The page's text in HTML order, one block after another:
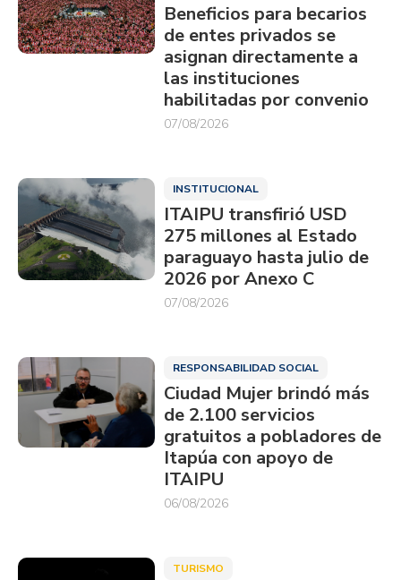
Beneficios para becarios
de entes privados se
asignan directamente a
las instituciones
habilitadas por convenio
07/08/2026
INSTITUCIONAL
ITAIPU transfirió USD
275 millones al Estado
paraguayo hasta julio de
2026 por Anexo C
07/08/2026
RESPONSABILIDAD SOCIAL
Ciudad Mujer brindó más
de 2.100 servicios
gratuitos a pobladores de
Itapúa con apoyo de
ITAIPU
06/08/2026
TURISMO